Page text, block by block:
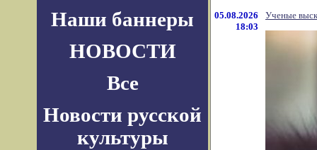
Наши баннеры
НОВОСТИ
Все
Новости русской
культуры
05.08.2026
18:03
Ученые